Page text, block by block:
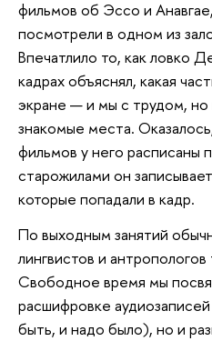
фильмов об Эссо и
посмотрели в одном из
Впечатлило то, как ловко
кадрах объяснял, какая
экране — и мы с трудом, но
знакомые места.
фильмов у него расписаны
старожилами он
которые попадали в кадр.
По выходным занятий
лингвистов и
Свободное время мы
расшифровке
быть, и надо было), но и